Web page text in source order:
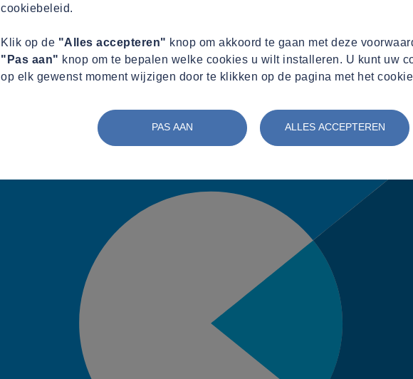
cookiebeleid.
Klik op de "Alles accepteren" knop om akkoord te gaan met deze
"Pas aan" knop om te bepalen welke cookies u wilt installeren. U kunt uw
op elk gewenst moment wijzigen door te klikken op de pagina met het
PAS AAN ALLES ACCEPTEREN